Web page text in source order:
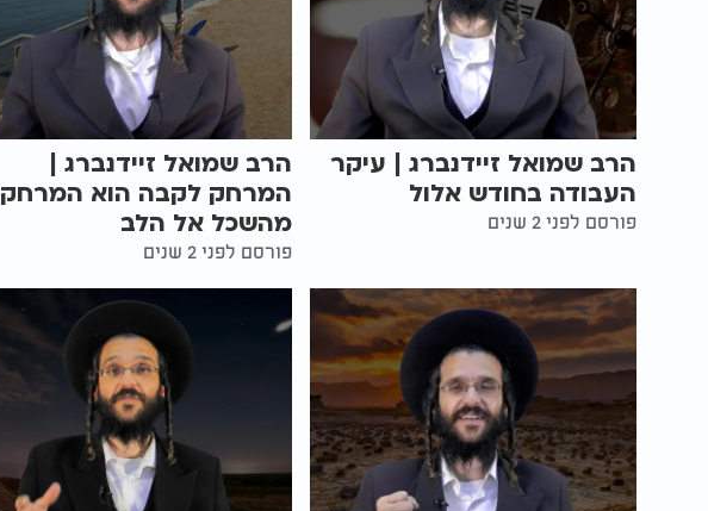
הרב שמואל זיידנברג | עיקר
העבודה בחודש אלול
פורסם לפני 2 שנים
הרב שמואל זיידנברג |
המרחק לקבה הוא המרחק
מהשכל אל הלב
פורסם לפני 2 שנים